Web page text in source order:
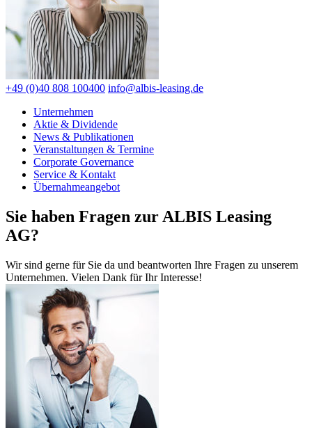
+49 (0)40 808 100400 info@albis-leasing.de
Unternehmen
Aktie & Dividende
News & Publikationen
Veranstaltungen & Termine
Corporate Governance
Service & Kontakt
Übernahmeangebot
Sie haben Fragen zur ALBIS Leasing
AG?
Wir sind gerne für Sie da und beantworten Ihre Fragen zu unserem
Unternehmen. Vielen Dank für Ihr Interesse!